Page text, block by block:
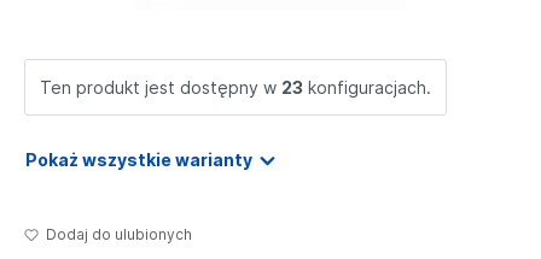
Ten produkt jest dostępny w 23 konfiguracjach.
Pokaż wszystkie warianty
Dodaj do ulubionych